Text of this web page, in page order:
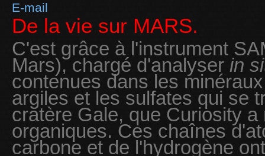
E-mail
De la vie sur MARS.
C'est grâce à l'instrument
Mars), chargé d'analyser in
contenues dans les
argiles et les sulfates qui se
cratère Gale, que Curiosity
organiques. Ces chaînes
carbone et de l'hydrogène